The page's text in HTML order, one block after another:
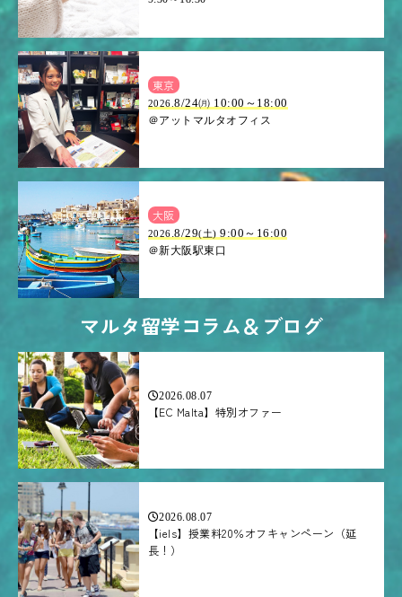
東京
2026.8/24㈪ 10:00～18:00
＠アットマルタオフィス
大阪
2026.8/29(土) 9:00～16:00
＠新大阪駅東口
マルタ留学コラム＆ブログ
2026.08.07
【EC Malta】特別オファー
2026.08.07
【iels】授業料20％オフキャンペーン（延
長！）